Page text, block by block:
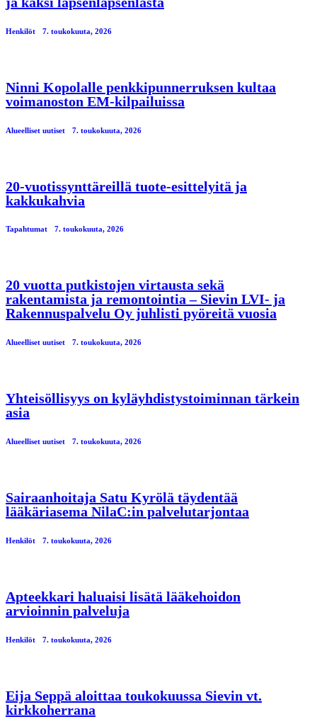
Henkilöt 7. toukokuuta, 2026
Ninni Kopolalle penkkipunnerruksen kultaa
voimanoston EM-kilpailuissa
Alueelliset uutiset 7. toukokuuta, 2026
20-vuotissynttäreillä tuote-esittelyitä ja
kakkukahvia
Tapahtumat 7. toukokuuta, 2026
20 vuotta putkistojen virtausta sekä
rakentamista ja remontointia – Sievin LVI- ja
Rakennuspalvelu Oy juhlisti pyöreitä vuosia
Alueelliset uutiset 7. toukokuuta, 2026
Yhteisöllisyys on kyläyhdistystoiminnan tärkein
asia
Alueelliset uutiset 7. toukokuuta, 2026
Sairaanhoitaja Satu Kyrölä täydentää
lääkäriasema NilaC:in palvelutarjontaa
Henkilöt 7. toukokuuta, 2026
Apteekkari haluaisi lisätä lääkehoidon
arvioinnin palveluja
Henkilöt 7. toukokuuta, 2026
Eija Seppä aloittaa toukokuussa Sievin vt.
kirkkoherrana